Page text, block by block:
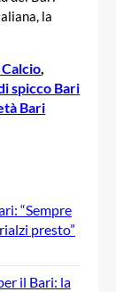
la
spicco Bari
Bari
“Sempre
presto”
il Bari: la